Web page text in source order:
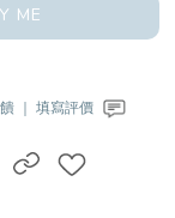
ME
｜填寫評價